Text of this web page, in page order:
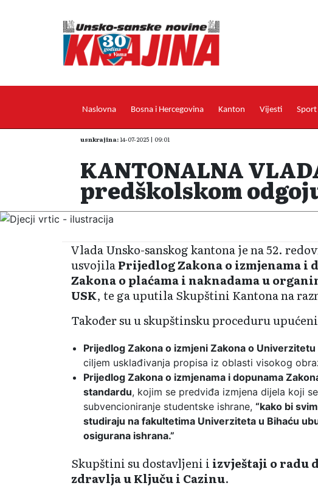
Naslovna Bosna i Hercegovina Kanton Vijesti Sport
usnkrajina:14-07-2025 | 09:01
KANTONALNA
predškolskom
Vlada Unsko-sanskog kantona je na 52.
usvojilaPrijedlog Zakona o izmjenama i
Zakona o plaćama i naknadama u
USK, te ga uputila Skupštini Kantona na
Također su u skupštinsku proceduru
Prijedlog Zakona o izmjeni Zakona o Univerzitetu
ciljem usklađivanja propisa iz oblasti visokog
Prijedlog Zakona o izmjenama i dopunama
standardu, kojim se predviđa izmjena dijela koji
subvencioniranje studentske ishrane, “kako bi
studiraju na fakultetima Univerziteta u Bihaću
osigurana ishrana.”
Skupštini su dostavljeni i izvještaji o radu
zdravlja u Ključu i Cazinu.